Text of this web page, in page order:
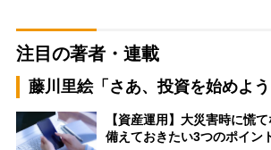
注目の著者・連載
藤川里絵「さあ、投資を始めよう
【資産運用】大災害時に慌
備えておきたい3つのポイン